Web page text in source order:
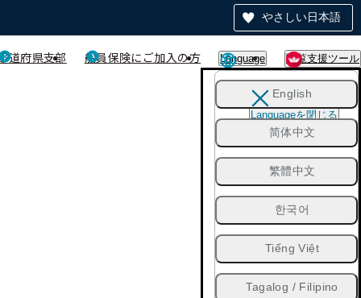
やさしい日本語
道府県支部 船員保険にご加入の方 Language 閲覧支援ツール
English
简体中文
繁體中文
한국어
Tiếng Việt
Tagalog / Filipino
Languageを閉じる